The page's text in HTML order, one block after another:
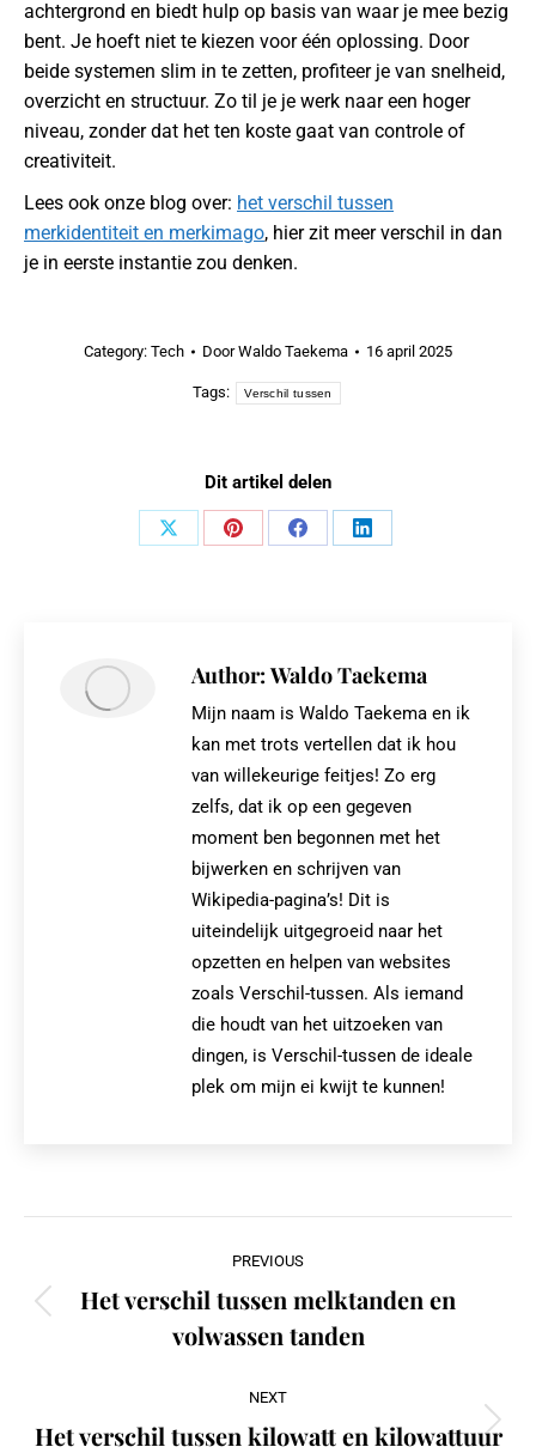
achtergrond en biedt hulp op basis van waar je mee bezig
bent. Je hoeft niet te kiezen voor één oplossing. Door
beide systemen slim in te zetten, profiteer je van snelheid,
overzicht en structuur. Zo til je je werk naar een hoger
niveau, zonder dat het ten koste gaat van controle of
creativiteit.
Lees ook onze blog over: het verschil tussen
merkidentiteit en merkimago, hier zit meer verschil in dan
je in eerste instantie zou denken.
Category: Tech DoorWaldo Taekema 16 april 2025
Tags: Verschil tussen
Dit artikel delen
Share
Share
Share
Share
Author: Waldo Taekema
Mijn naam is Waldo Taekema en ik
kan met trots vertellen dat ik hou
van willekeurige feitjes! Zo erg
zelfs, dat ik op een gegeven
moment ben begonnen met het
bijwerken en schrijven van
Wikipedia-pagina’s! Dit is
uiteindelijk uitgegroeid naar het
opzetten en helpen van websites
zoals Verschil-tussen. Als iemand
die houdt van het uitzoeken van
dingen, is Verschil-tussen de ideale
plek om mijn ei kwijt te kunnen!
navigation
PREVIOUS
Previous
post:
Het verschil tussen melktanden en
volwassen tanden
NEXT
Next
Het verschil tussen kilowatt en kilowattuur